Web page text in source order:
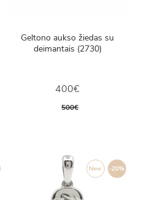
Geltono aukso žiedas su
deimantais (2730)
400€
500€
-20%
New